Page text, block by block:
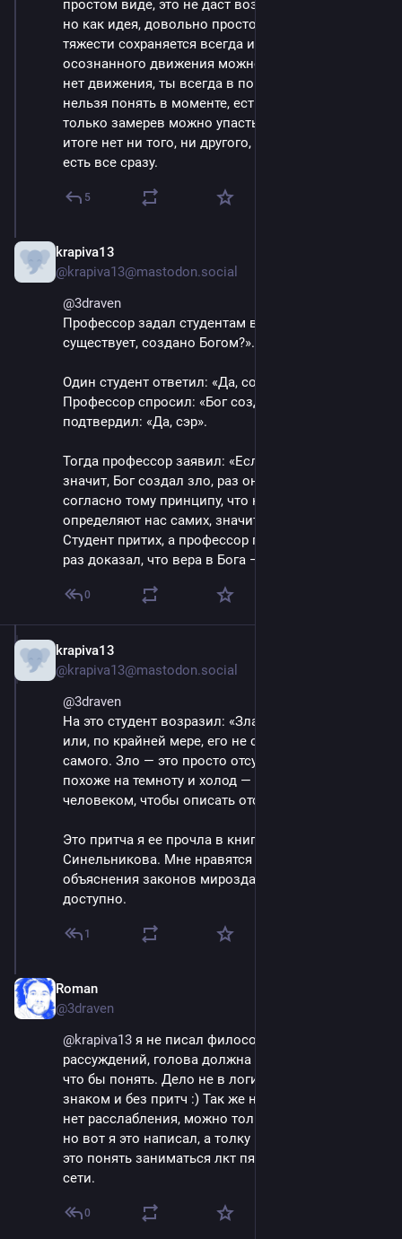
простом виде, это не даст возможности так жить,
но как идея, довольно просто. Если центр
тяжести сохраняется всегда и в любой момент
осознанного движения можно остановиться, то
нет движения, ты всегда в покое, но так же и
нельзя понять в моменте, есть ли покой, так как
только замерев можно упасть или не упасть. В
итоге нет ни того, ни другого, есть только Дао,
есть все сразу.
5
krapiva13
@krapiva13@mastodon.social
@3draven
Профессор задал студентам вопрос: «Всё, что
существует, создано Богом?».
Один студент ответил: «Да, создано Богом».
Профессор спросил: «Бог создал всё?». Студент
подтвердил: «Да, сэр».
Тогда профессор заявил: «Если Бог создал всё,
значит, Бог создал зло, раз оно существует. И
согласно тому принципу, что наши дела
определяют нас самих, значит, Бог есть зло».
Студент притих, а профессор похвалился, что ещё
раз доказал, что вера в Бога — это миф.
0
krapiva13
@krapiva13@mastodon.social
@3draven
На это студент возразил: «Зла не существует, сэр,
или, по крайней мере, его не существует для него
самого. Зло — это просто отсутствие Бога. Оно
похоже на темноту и холод — слово, созданное
человеком, чтобы описать отсутствие Бога».
Это притча я ее прочла в книге Валерия
Синельникова. Мне нравятся его простые
объяснения законов мироздания. Все просто и
доступно.
1
Roman
@3draven
@krapiva13 я не писал философско-логических
рассуждений, голова должна по другому работать
что бы понять. Дело не в логике, с которой я
знаком и без притч :) Так же например в ци-гун,
нет расслабления, можно только не напрягаться,
но вот я это написал, а толку ноль, нужно что бы
это понять заниматься лкт пять, а так, это слова в
сети.
0